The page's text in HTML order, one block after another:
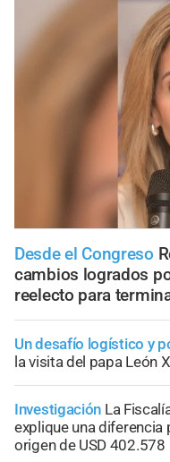
Desde el Congreso
cambios logrados
reelecto para
Un desafío logístico y
la visita del papa León
Investigación La
explique una
origen de USD 402.578